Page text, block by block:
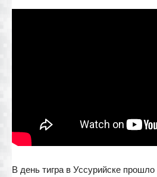
В день тигра в Уссурийске